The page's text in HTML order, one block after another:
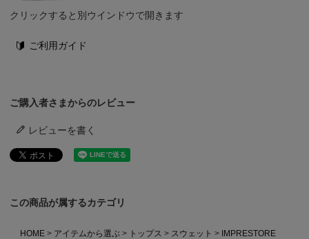
クリックすると別ウインドウで開きます
ご利用ガイド
ご購入者さまからのレビュー
レビューを書く
この商品が属するカテゴリ
HOME アイテムから選ぶ トップス スウェット
IMPRESTORE